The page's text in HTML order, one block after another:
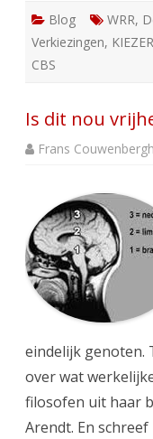
Blog WRR,
Verkiezingen,
CBS
Is dit nou
Frans Couwenbergh
eindelijk genoten.
over wat
filosofen uit haar
Arendt. En